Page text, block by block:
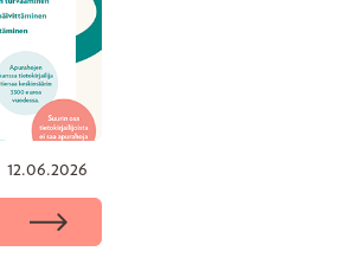
12.06.2026